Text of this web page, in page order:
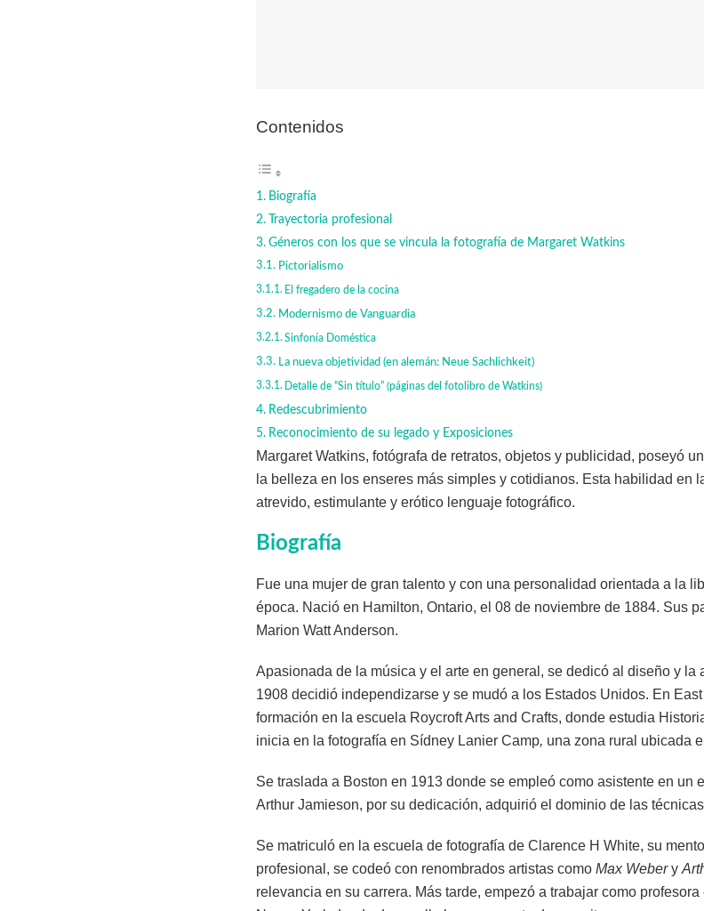
Contenidos
Biografía
Trayectoria profesional
Géneros con los que se vincula la fotografía de Margaret Watkins
Pictorialismo
El fregadero de la cocina
Modernismo de Vanguardia
Sinfonía Doméstica
La nueva objetividad (en alemán: Neue Sachlichkeit)
Detalle de “Sin título” (páginas del fotolibro de Watkins)
Redescubrimiento
Reconocimiento de su legado y Exposiciones
Margaret Watkins, fotógrafa de retratos, objetos y publicidad, poseyó
la belleza en los enseres más simples y cotidianos. Esta habilidad en
atrevido, estimulante y erótico lenguaje fotográfico.
Biografía
Fue una mujer de gran talento y con una personalidad orientada a la
época. Nació en Hamilton, Ontario, el 08 de noviembre de 1884. Sus
Marion Watt Anderson.
Apasionada de la música y el arte en general, se dedicó al diseño y la
1908 decidió independizarse y se mudó a los Estados Unidos. En
formación en la escuela Roycroft Arts and Crafts, donde estudia
inicia en la fotografía en Sídney Lanier Camp, una zona rural ubicada
Se traslada a Boston en 1913 donde se empleó como asistente en un
Arthur Jamieson, por su dedicación, adquirió el dominio de las
Se matriculó en la escuela de fotografía de Clarence H White, su
profesional, se codeó con renombrados artistas como Max Webery
relevancia en su carrera. Más tarde, empezó a trabajar como profesora